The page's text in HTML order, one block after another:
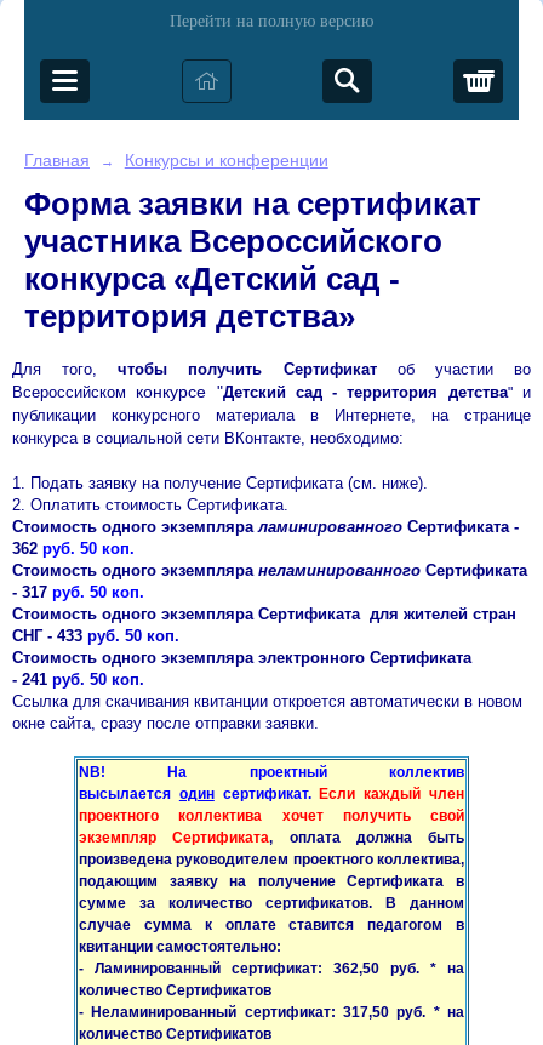
Перейти на полную версию
Главная → Конкурсы и конференции
Форма заявки на сертификат
участника Всероссийского
конкурса «Детский сад -
территория детства»
Для того,чтобы получить Сертификатоб участии во
Всероссийском конкурсе "Детский сад - территория детства"​ и
публикации конкурсного материала в Интернете, на странице
конкурса в социальной сети ВКонтакте, необходимо:
1. Подать заявку на получение Сертификата (см. ниже).
2. Оплатить стоимость Сертификата.
Стоимость одного экземпляраламинированного Сертификата -
362 руб. 50 коп.
Стоимость одного экземпляра неламинированного Сертификата
- 317 руб. 50 коп.
Стоимость одного экземпляра Сертификата для жителей стран
СНГ - 433 руб. 50 коп.
Стоимость одного экземпляра электронного Сертификата
- 241 руб. 50 коп.
Ссылка для скачивания квитанции откроется автоматически в новом
окне сайта, сразу после отправки заявки.
NB! На проектный коллектив
высылается одинсертификат. Если каждый член
проектного коллектива хочет получить свой
экземпляр Сертификата, оплата должна быть
произведена руководителем проектного коллектива,
подающим заявку на получение Сертификата в
сумме за количество сертификатов. В данном
случае сумма к оплате ставится педагогом в
квитанции самостоятельно:
- Ламинированный сертификат: 362,50 руб. * на
количество Сертификатов
- Неламинированный сертификат: 317,50 руб. * на
количество Сертификатов